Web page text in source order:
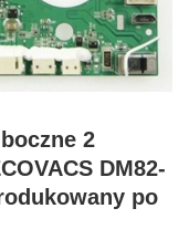
2
DM82-
po